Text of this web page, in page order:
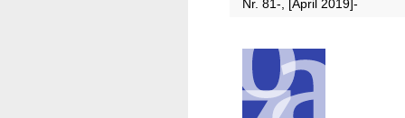
Nr. 81-, [April 2019]-